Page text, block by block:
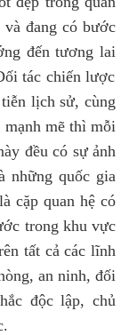
đang có bước
đến tương lai
tác chiến lược
lịch sử, cùng
mẽ thì mỗi
đều có sự ảnh
những quốc gia
cặp quan hệ có
trong khu vực
tất cả các lĩnh
an ninh, đối
độc lập, chủ